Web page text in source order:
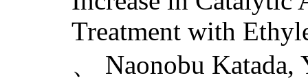
Treatment with
、 Naonobu Katada,